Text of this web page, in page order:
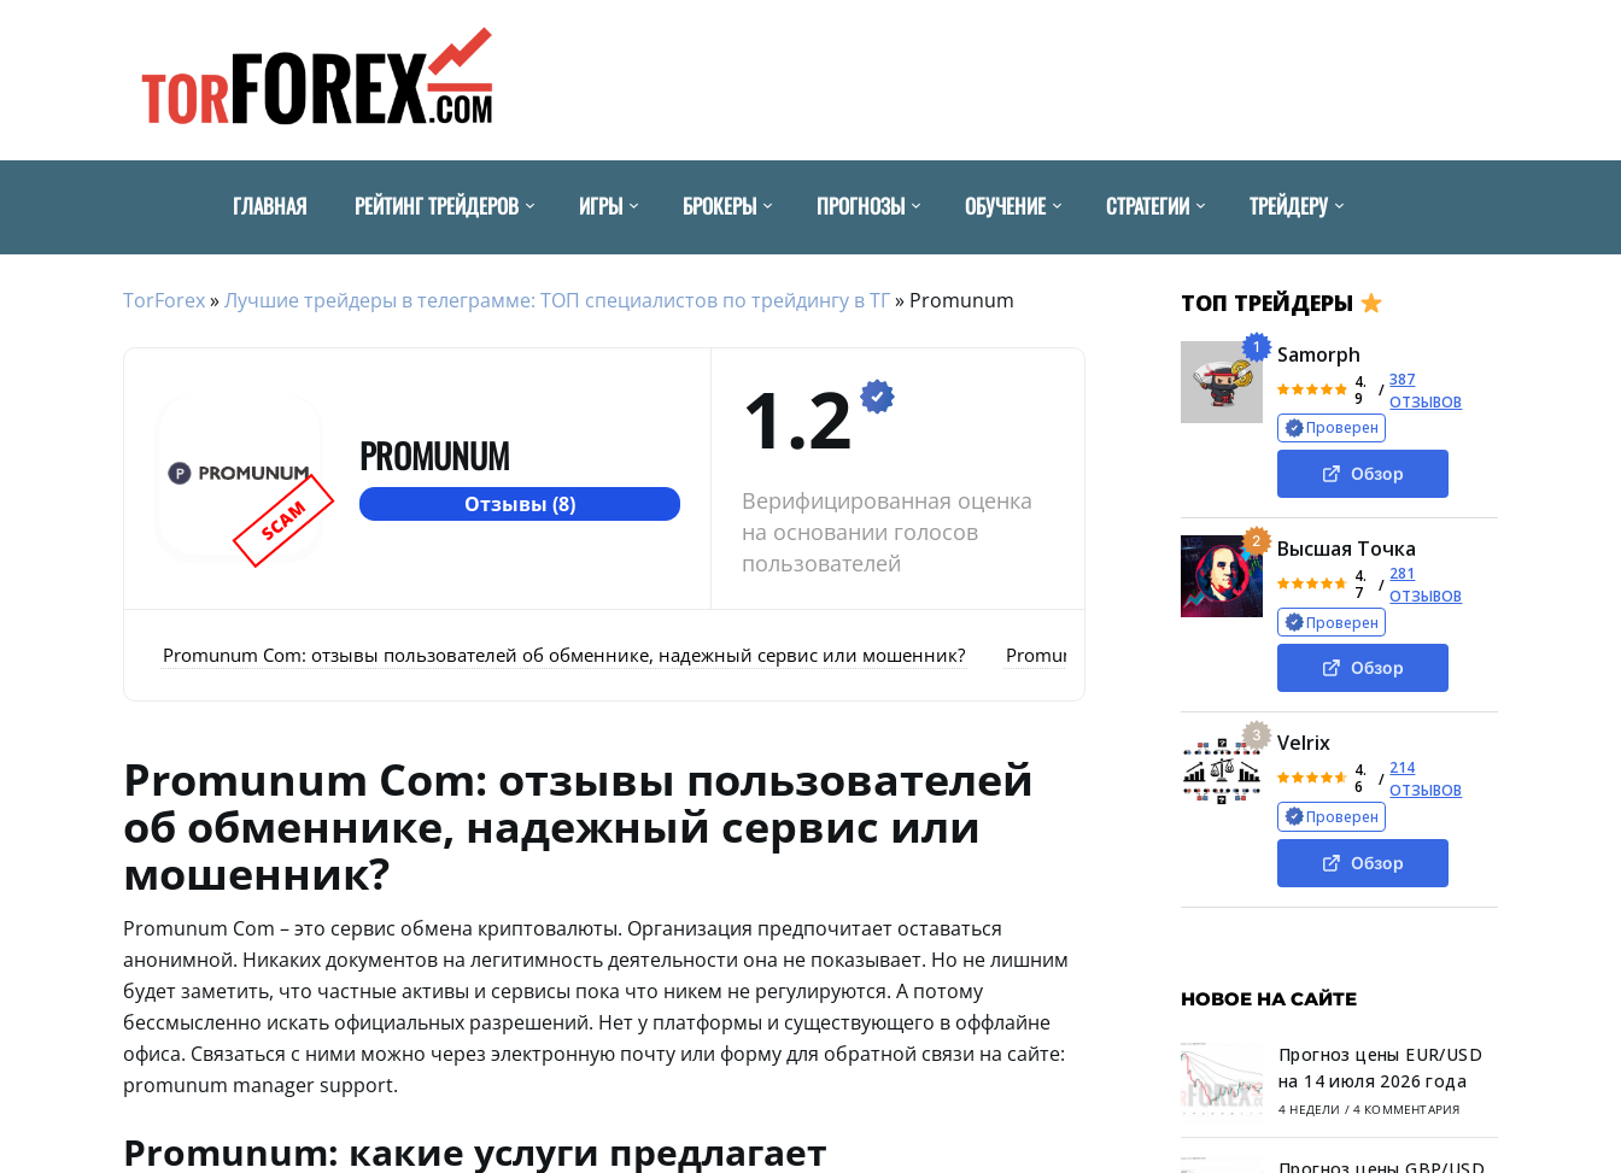
ГЛАВНАЯ РЕЙТИНГ ТРЕЙДЕРОВ ИГРЫ БРОКЕРЫ ПРОГНОЗЫ ОБУЧЕНИЕ СТРАТЕГИИ ТРЕЙДЕРУ
TorForex»Лучшие трейдеры в телеграмме: ТОП специалистов по трейдингу в ТГ» Promunum
SCAM
PROMUNUM
Отзывы (8)
1.2
Верифицированная оценка
на основании голосов
пользователей
Promunum Com: отзывы пользователей об обменнике, надежный сервис или мошенник? Promunum: какие услуги предлагает криптообменник
Promunum Com: отзывы пользователей
об обменнике, надежный сервис или
мошенник?
Promunum Com – это сервис обмена криптовалюты. Организация предпочитает оставаться
анонимной. Никаких документов на легитимность деятельности она не показывает. Но не лишним
будет заметить, что частные активы и сервисы пока что никем не регулируются. А потому
бессмысленно искать официальных разрешений. Нет у платформы и существующего в оффлайне
офиса. Связаться с ними можно через электронную почту или форму для обратной связи на сайте:
promunum manager support.
Promunum: какие услуги предлагает
ТОП ТРЕЙДЕРЫ
1 Samorph
4.
9
/
387
ОТЗЫВОВ
Проверен
Обзор
2 Высшая Точка
4.
7
/
281
ОТЗЫВОВ
Проверен
Обзор
3 Velrix
4.
6
/
214
ОТЗЫВОВ
Проверен
Обзор
НОВОЕ НА САЙТЕ
Прогноз цены EUR/USD
на 14 июля 2026 года
4 НЕДЕЛИ / 4 КОММЕНТАРИЯ
Прогноз цены GBP/USD